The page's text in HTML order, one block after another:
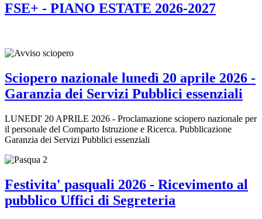
FSE+ - PIANO ESTATE 2026-2027
Sciopero nazionale lunedì 20 aprile 2026 -
Garanzia dei Servizi Pubblici essenziali
LUNEDI' 20 APRILE 2026 - Proclamazione sciopero nazionale per
il personale del Comparto Istruzione e Ricerca. Pubblicazione
Garanzia dei Servizi Pubblici essenziali
Festivita' pasquali 2026 - Ricevimento al
pubblico Uffici di Segreteria